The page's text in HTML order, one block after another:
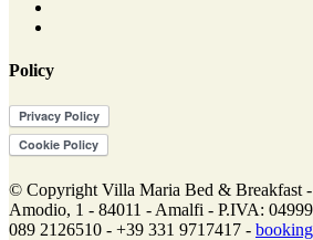
Policy
© Copyright Villa Maria Bed & Breakfast -
Amodio, 1 - 84011 - Amalfi - P.IVA:
089 2126510 - +39 331 9717417 -